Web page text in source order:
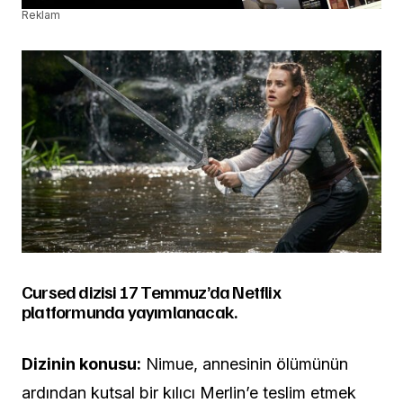
Reklam
Cursed dizisi 17 Temmuz’da Netflix
platformunda yayımlanacak.
Dizinin konusu: Nimue, annesinin ölümünün
ardından kutsal bir kılıcı Merlin’e teslim etmek